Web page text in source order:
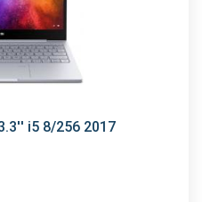
i5 8/256 2017